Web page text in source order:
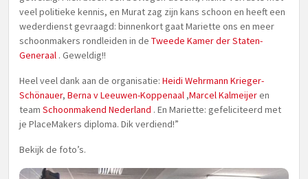
veel politieke kennis, en Murat zag zijn kans schoon en heeft een
wederdienst gevraagd: binnenkort gaat Mariette ons en meer
schoonmakers rondleiden in de Tweede Kamer der Staten-
Generaal . Geweldig!!
Heel veel dank aan de organisatie: Heidi Wehrmann Krieger-
Schönauer, Berna v Leeuwen-Koppenaal ,Marcel Kalmeijeren
team Schoonmakend Nederland . En Mariette: gefeliciteerd met
je PlaceMakers diploma. Dik verdiend!”
Bekijk de foto’s.